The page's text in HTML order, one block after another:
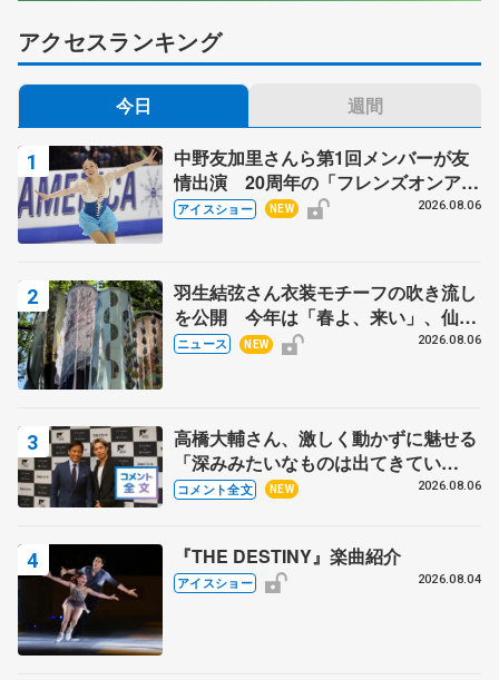
アクセスランキング
今日 週間
中野友加里さんら第1回メンバーが友
情出演 20周年の「フレンズオンアイ
ス」 宮本賢二さん、有川梨絵さん、
アイスショー NEW 2026.08.06
羽生結弦さん衣装モチーフの吹き流し
を公開 今年は「春よ、来い」、仙台
の瑞鳳殿
ニュース NEW 2026.08.06
高橋大輔さん、激しく動かずに魅せる
「深みみたいなものは出てきてい
る？」 〝兄さん〟と慕うレジェンド
コメント全文 NEW 2026.08.06
『THE DESTINY』楽曲紹介
アイスショー 2026.08.04